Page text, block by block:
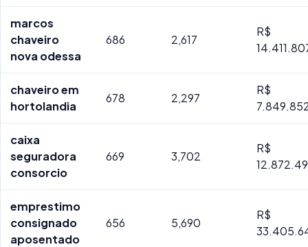
marcos
chaveiro
nova odessa
686 2,617
R$
chaveiro em
hortolandia
678 2,297
R$
caixa
seguradora
consorcio
669 3,702
R$
emprestimo
consignado
aposentado
656 5,690
R$